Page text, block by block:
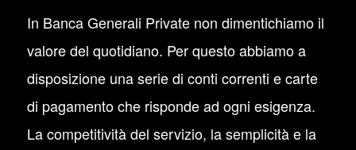
In Banca Generali Private non dimentichiamo il
valore del quotidiano. Per questo abbiamo a
disposizione una serie di conti correnti e carte
di pagamento che risponde ad ogni esigenza.
La competitività del servizio, la semplicità e la